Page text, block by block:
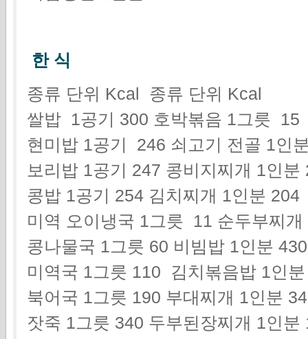
한 식
종류 단위 Kcal 종류 단위 Kcal
쌀밥 1공기 300 호박볶음 1그릇 15
현미밥 1공기 246 쇠고기 전골 1인
보리밥 1공기 247 콩비지찌개 1인분
콩밥 1공기 254 김치찌개 1인분 204
미역 오이냉국 1그릇 11 순두부찌개
콩나물국 1그릇 60 비빔밥 1인분 430
미역국 1그릇 110 김치볶음밥 1인
북어국 1그릇 190 부대찌개 1인분
잣죽 1그릇 340 두부된장찌개 1인